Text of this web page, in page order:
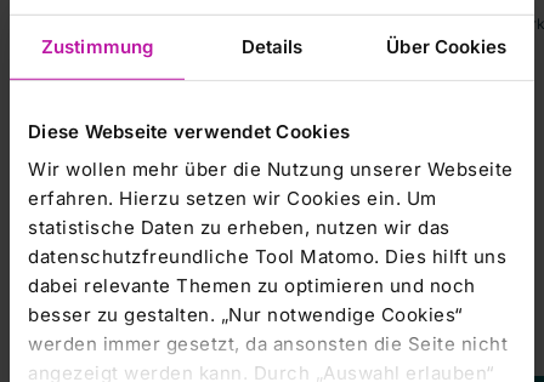
Zustimmung Details Über Cookies
Diese Webseite verwendet Cookies
Wir wollen mehr über die Nutzung unserer Webseite
erfahren. Hierzu setzen wir Cookies ein. Um
statistische Daten zu erheben, nutzen wir das
datenschutzfreundliche Tool Matomo. Dies hilft uns
dabei relevante Themen zu optimieren und noch
besser zu gestalten. „Nur notwendige Cookies“
werden immer gesetzt, da ansonsten die Seite nicht
angezeigt werden kann. Durch „Auswahl erlauben“
WKN: 704233; ISIN: DE0007042335; Index: MDAXNotiert: Amtlicher
Um Ihnen das
Nutzererlebnis
ermöglichen,
Einstellungen
anzupassen.
Marketing-
Cookies
akzeptieren